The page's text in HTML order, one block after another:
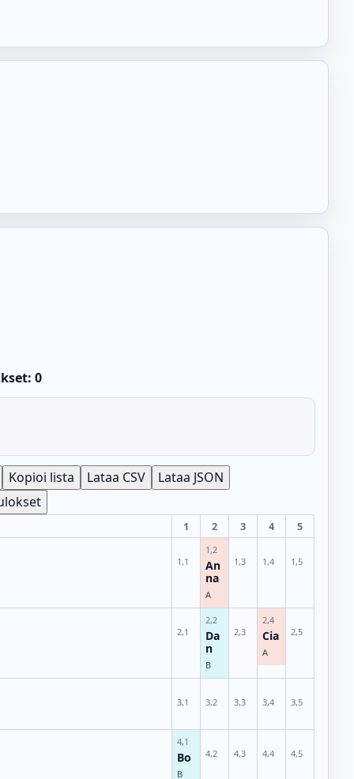
0
Kopioi lista Lataa CSV
Lataa JSON
1 2 3 4 5
1,1
1,2
An
na
A
1,3 1,4 1,5
2,1
2,2
Da
n
B
2,3
2,4
Cia
A
2,5
3,1 3,2 3,3 3,4 3,5
4,1
Bo
B
4,2 4,3 4,4 4,5